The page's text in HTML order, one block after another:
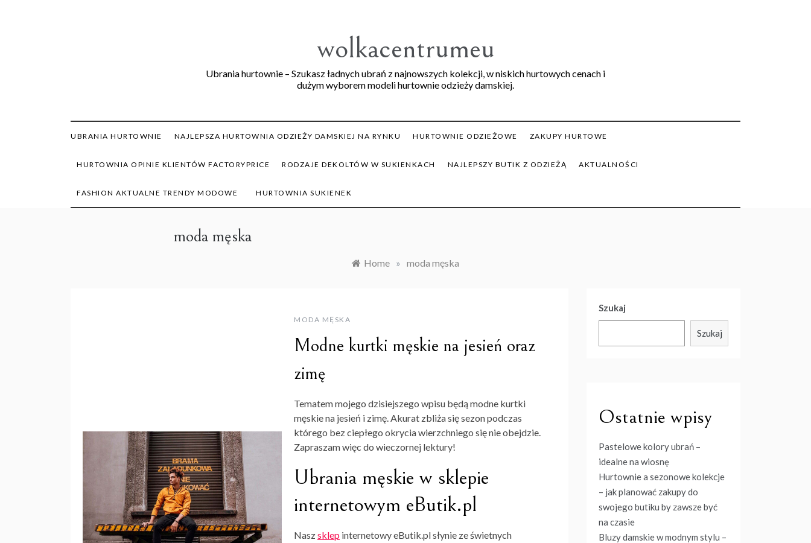
wolkacentrumeu
Ubrania hurtownie – Szukasz ładnych ubrań z najnowszych kolekcji, w niskich hurtowych cenach i
dużym wyborem modeli hurtownie odzieży damskiej.
UBRANIA HURTOWNIE NAJLEPSZA HURTOWNIA ODZIEŻY DAMSKIEJ NA RYNKU HURTOWNIE ODZIEŻOWE ZAKUPY HURTOWE
HURTOWNIA OPINIE KLIENTÓW FACTORYPRICE RODZAJE DEKOLTÓW W SUKIENKACH NAJLEPSZY BUTIK Z ODZIEŻĄ AKTUALNOŚCI
FASHION AKTUALNE TRENDY MODOWE HURTOWNIA SUKIENEK
moda męska
Home » moda męska
MODA MĘSKA
Modne kurtki męskie na jesień oraz
zimę
Tematem mojego dzisiejszego wpisu będą modne kurtki
męskie na jesień i zimę. Akurat zbliża się sezon podczas
którego bez ciepłego okrycia wierzchniego się nie obejdzie.
Zapraszam więc do wieczornej lektury!
Ubrania męskie w sklepie
internetowym eButik.pl
Naszsklep internetowy eButik.pl słynie ze świetnych
Szukaj
Szukaj
Ostatnie wpisy
Pastelowe kolory ubrań –
idealne na wiosnę
Hurtownie a sezonowe kolekcje
– jak planować zakupy do
swojego butiku by zawsze być
na czasie
Bluzy damskie w modnym stylu –